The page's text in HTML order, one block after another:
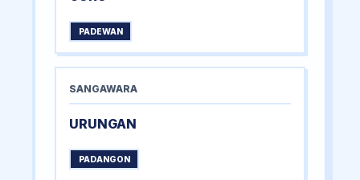
PADEWAN
SANGAWARA
URUNGAN
PADANGON